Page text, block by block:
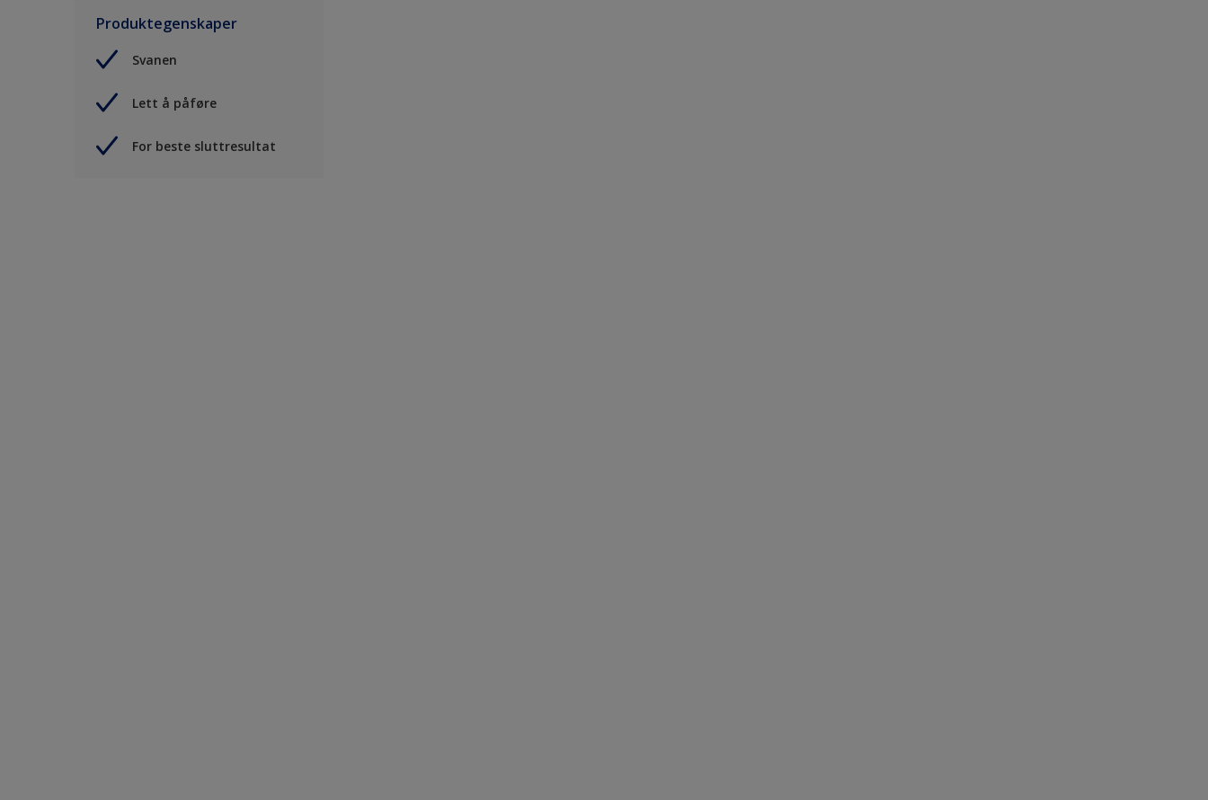
Produktegenskaper
Svanen
Lett å påføre
For beste sluttresultat